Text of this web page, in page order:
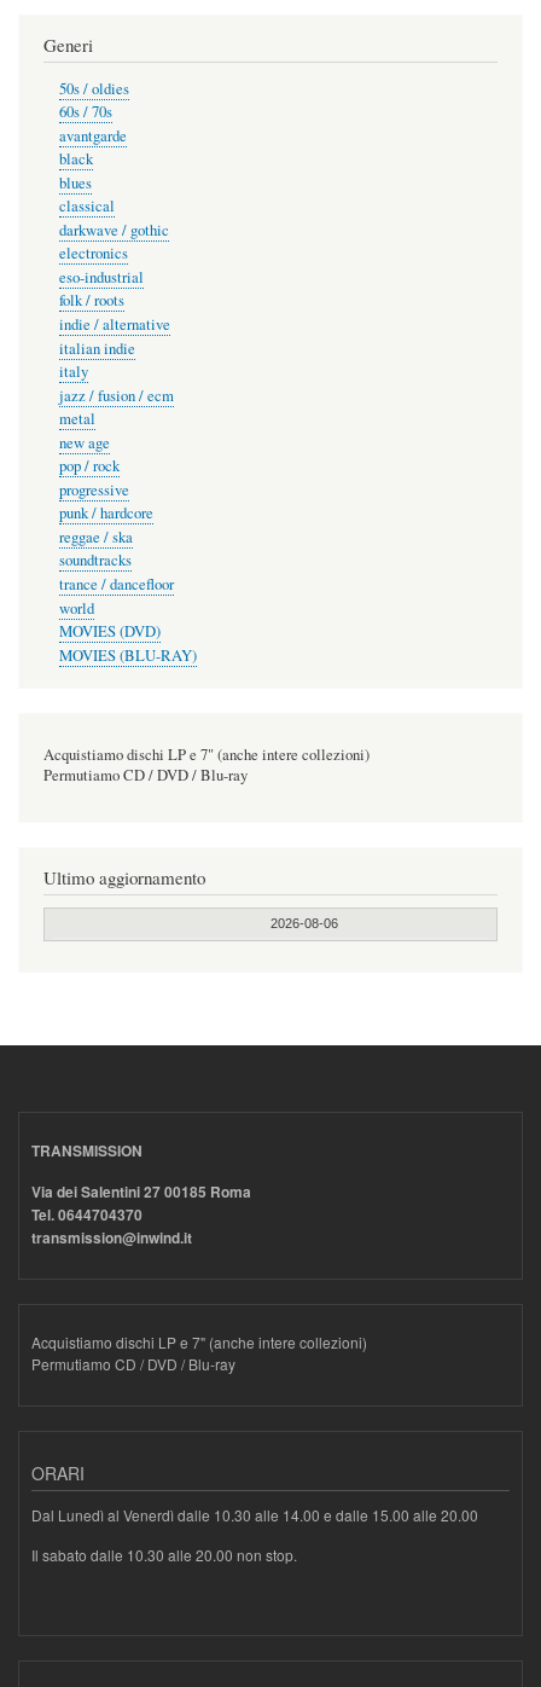
Generi
50s / oldies
60s / 70s
avantgarde
black
blues
classical
darkwave / gothic
electronics
eso-industrial
folk / roots
indie / alternative
italian indie
italy
jazz / fusion / ecm
metal
new age
pop / rock
progressive
punk / hardcore
reggae / ska
soundtracks
trance / dancefloor
world
MOVIES (DVD)
MOVIES (BLU-RAY)
Acquistiamo dischi LP e 7" (anche intere collezioni)
Permutiamo CD / DVD / Blu-ray
Ultimo aggiornamento
2026-08-06
TRANSMISSION
Via dei Salentini 27 00185 Roma
Tel. 0644704370
transmission@inwind.it
Acquistiamo dischi LP e 7" (anche intere collezioni)
Permutiamo CD / DVD / Blu-ray
ORARI
Dal Lunedì al Venerdì dalle 10.30 alle 14.00 e dalle 15.00 alle 20.00
Il sabato dalle 10.30 alle 20.00 non stop.